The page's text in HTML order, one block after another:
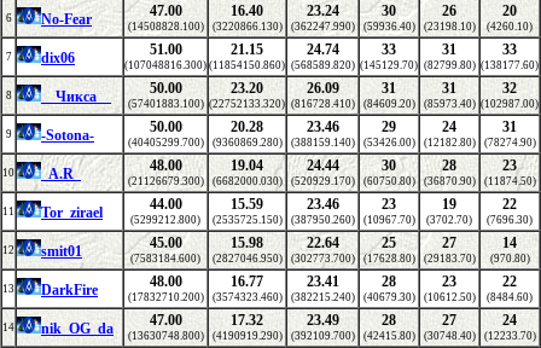
6 No-Fear 47.00
(14508828.100)
16.40
(3220866.130)
23.24
(362247.990)
30
(59936.40)
26
(23198.10)
20
(4260.10)
7 dix06 51.00
(107048816.300)
21.15
(11854150.860)
24.74
(568589.820)
33
(145129.70)
31
(82799.80)
33
(138177.60)
8 __Чикса__ 50.00
(57401883.100)
23.20
(22752133.320)
26.09
(816728.410)
31
(84609.20)
31
(85973.40)
32
(102987.00)
9 -Sotona- 50.00
(40405299.700)
20.28
(9360869.280)
23.46
(388159.140)
29
(53426.00)
24
(12182.80)
31
(78274.90)
10 _A.R_ 48.00
(21126679.300)
19.04
(6682000.030)
24.44
(520929.170)
30
(60750.80)
28
(36870.90)
23
(11874.50)
11 Tor_zirael 44.00
(5299212.800)
15.59
(2535725.150)
23.46
(387950.260)
23
(10967.70)
19
(3702.70)
22
(7696.30)
12 smit01 45.00
(7583184.600)
15.98
(2827046.950)
22.64
(302773.700)
25
(17628.80)
27
(29183.70)
14
(970.80)
13 DarkFire 48.00
(17832710.200)
16.77
(3574323.460)
23.41
(382215.240)
28
(40679.30)
23
(10612.50)
22
(8484.60)
14 nik_OG_da 47.00
(13630748.800)
17.32
(4190919.290)
23.49
(392109.700)
28
(42415.80)
27
(30748.40)
24
(12233.70)